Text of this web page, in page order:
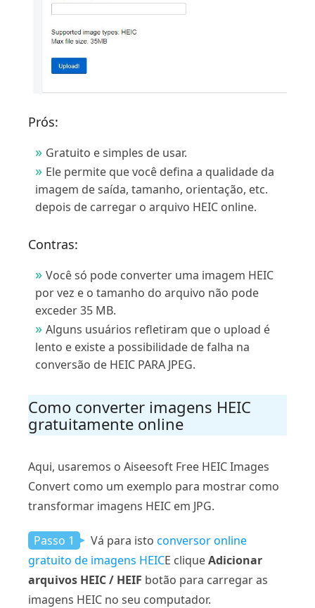
Prós:
Gratuito e simples de usar.
Ele permite que você defina a qualidade da
imagem de saída, tamanho, orientação, etc.
depois de carregar o arquivo HEIC online.
Contras:
Você só pode converter uma imagem HEIC
por vez e o tamanho do arquivo não pode
exceder 35 MB.
Alguns usuários refletiram que o upload é
lento e existe a possibilidade de falha na
conversão de HEIC PARA JPEG.
Como converter imagens HEIC
gratuitamente online
Aqui, usaremos o Aiseesoft Free HEIC Images
Convert como um exemplo para mostrar como
transformar imagens HEIC em JPG.
Passo 1 Vá para isto conversor online
gratuito de imagens HEICE cliqueAdicionar
arquivos HEIC / HEIF botão para carregar as
imagens HEIC no seu computador.